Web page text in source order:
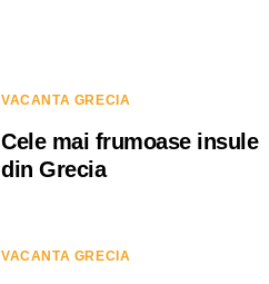
VACANTA GRECIA
Cele mai frumoase insule
din Grecia
VACANTA GRECIA